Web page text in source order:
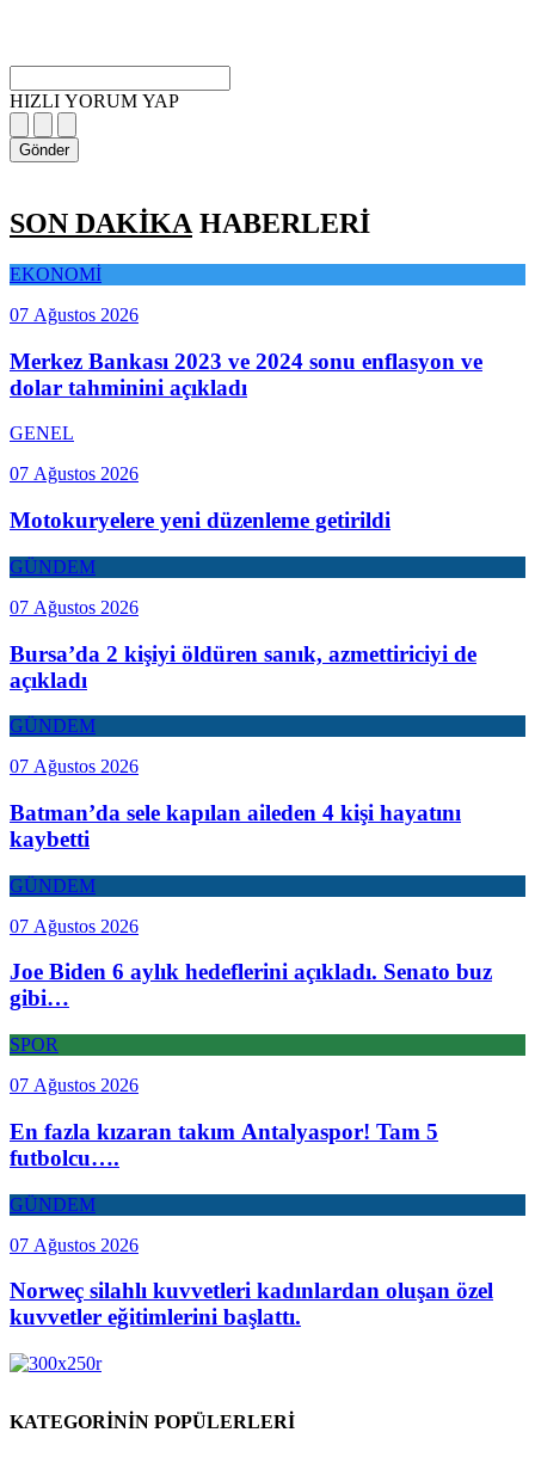
HIZLI YORUM YAP
Gönder
SON DAKİKA HABERLERİ
EKONOMİ
07 Ağustos 2026
Merkez Bankası 2023 ve 2024 sonu enflasyon ve
dolar tahminini açıkladı
GENEL
07 Ağustos 2026
Motokuryelere yeni düzenleme getirildi
GÜNDEM
07 Ağustos 2026
Bursa’da 2 kişiyi öldüren sanık, azmettiriciyi de
açıkladı
GÜNDEM
07 Ağustos 2026
Batman’da sele kapılan aileden 4 kişi hayatını
kaybetti
GÜNDEM
07 Ağustos 2026
Joe Biden 6 aylık hedeflerini açıkladı. Senato buz
gibi…
SPOR
07 Ağustos 2026
En fazla kızaran takım Antalyaspor! Tam 5
futbolcu….
GÜNDEM
07 Ağustos 2026
Norweç silahlı kuvvetleri kadınlardan oluşan özel
kuvvetler eğitimlerini başlattı.
KATEGORİNİN POPÜLERLERİ